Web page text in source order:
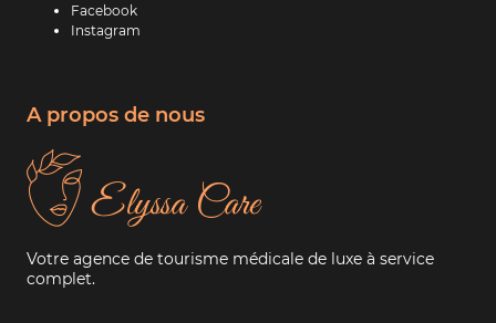
Facebook
Instagram
A propos de nous
Votre agence de tourisme médicale de luxe à service
complet.